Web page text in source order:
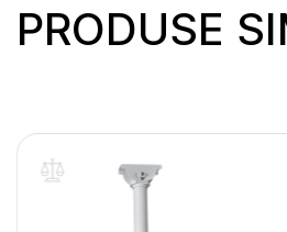
PRODUSE